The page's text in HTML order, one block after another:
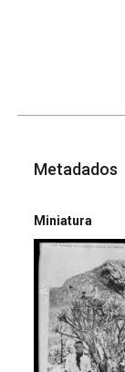
Metadados
Miniatura